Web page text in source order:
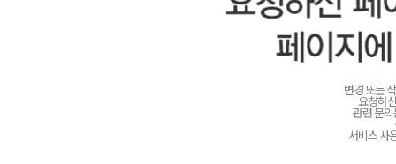
변경 또는
요청하
관련 문
서비스 사